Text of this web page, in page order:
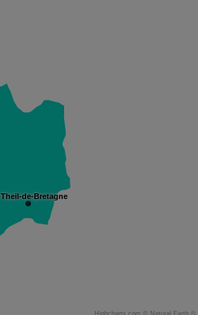
de-Bretagne
Highcharts.com © Natural Earth ©